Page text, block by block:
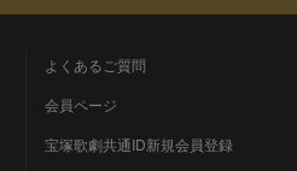
よくあるご質問
会員ページ
宝塚歌劇共通ID新規会員登録